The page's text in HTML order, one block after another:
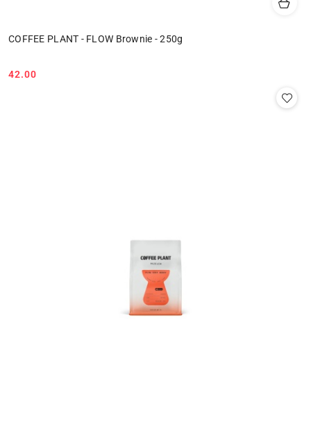
COFFEE PLANT - FLOW Brownie - 250g
Cena:
42.00